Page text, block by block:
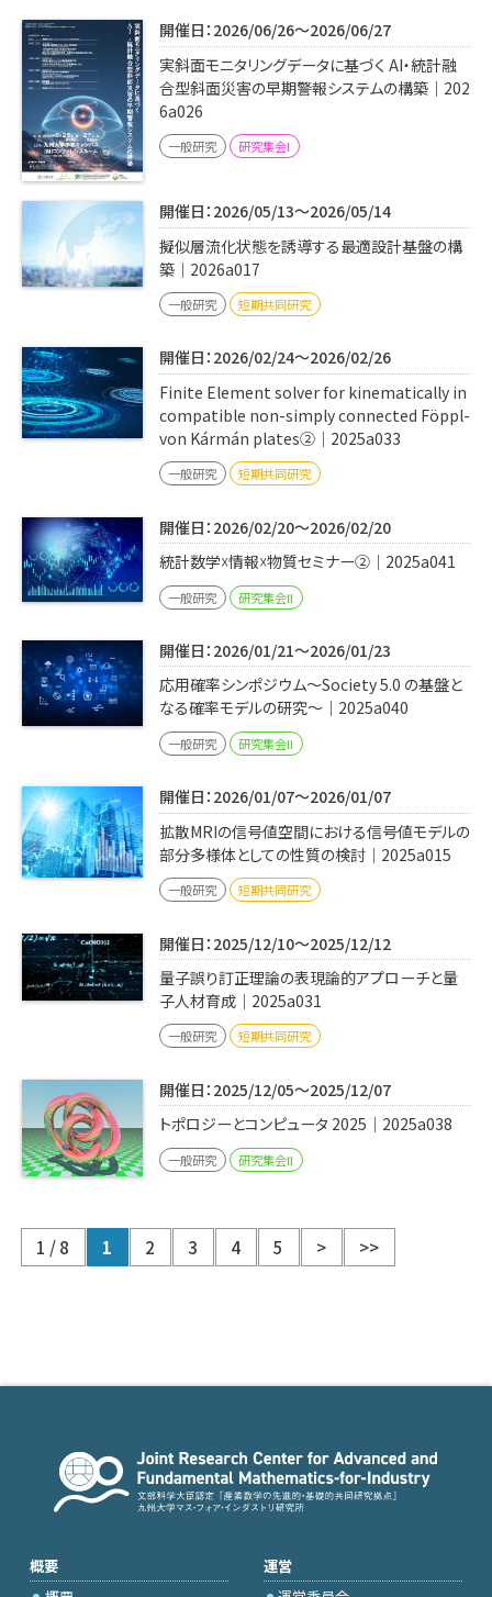
開催日：2026/06/26～2026/06/27
実斜面モニタリングデータに基づく AI・統計融
合型斜面災害の早期警報システムの構築｜202
6a026
一般研究 研究集会I
開催日：2026/05/13～2026/05/14
擬似層流化状態を誘導する最適設計基盤の構
築｜2026a017
一般研究 短期共同研究
開催日：2026/02/24～2026/02/26
Finite Element solver for kinematically in
compatible non-simply connected Föppl-
von Kármán plates②｜2025a033
一般研究 短期共同研究
開催日：2026/02/20～2026/02/20
統計数学☓情報☓物質セミナー②｜2025a041
一般研究 研究集会II
開催日：2026/01/21～2026/01/23
応用確率シンポジウム～Society 5.0 の基盤と
なる確率モデルの研究～｜2025a040
一般研究 研究集会II
開催日：2026/01/07～2026/01/07
拡散MRIの信号値空間における信号値モデルの
部分多様体としての性質の検討｜2025a015
一般研究 短期共同研究
開催日：2025/12/10～2025/12/12
量子誤り訂正理論の表現論的アプローチと量
子人材育成｜2025a031
一般研究 短期共同研究
開催日：2025/12/05～2025/12/07
トポロジーとコンピュータ 2025｜2025a038
一般研究 研究集会II
1 / 8 1 2 3 4 5 > >>
概要
運営